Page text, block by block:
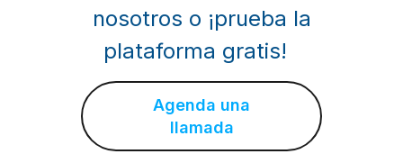
nosotros o ¡prueba la
plataforma gratis!
Agenda una
llamada